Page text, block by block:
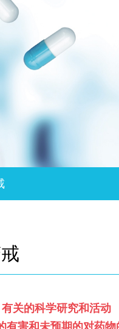
关的科学研究和活动
有害和未预期的对药物